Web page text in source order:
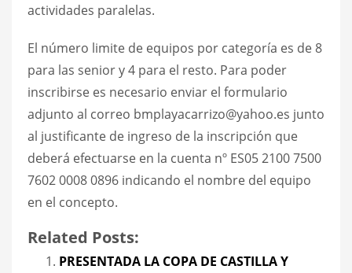
actividades paralelas.
El número limite de equipos por categoría es de 8
para las senior y 4 para el resto. Para poder
inscribirse es necesario enviar el formulario
adjunto al correo bmplayacarrizo@yahoo.es junto
al justificante de ingreso de la inscripción que
deberá efectuarse en la cuenta nº ES05 2100 7500
7602 0008 0896 indicando el nombre del equipo
en el concepto.
Related Posts:
PRESENTADA LA COPA DE CASTILLA Y